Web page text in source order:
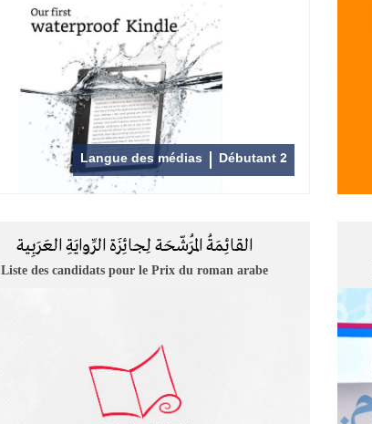
Langue des médias Débutant 2
القائِمَةُ المُرَشّحَة لِجائِزَة الرِّوايَةِ العَرَبِية
Liste des candidats pour le Prix du roman arabe